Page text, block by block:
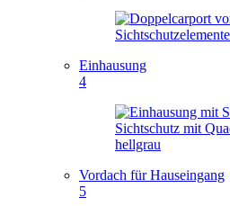
Einhausung
4
Vordach für Hauseingang
5